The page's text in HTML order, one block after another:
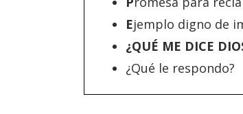
Ejemplo digno de
¿QUÉ ME DICE
¿Qué le respondo?